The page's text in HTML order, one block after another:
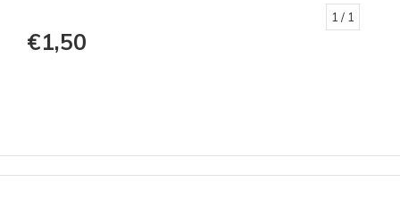
1 / 1
€1,50